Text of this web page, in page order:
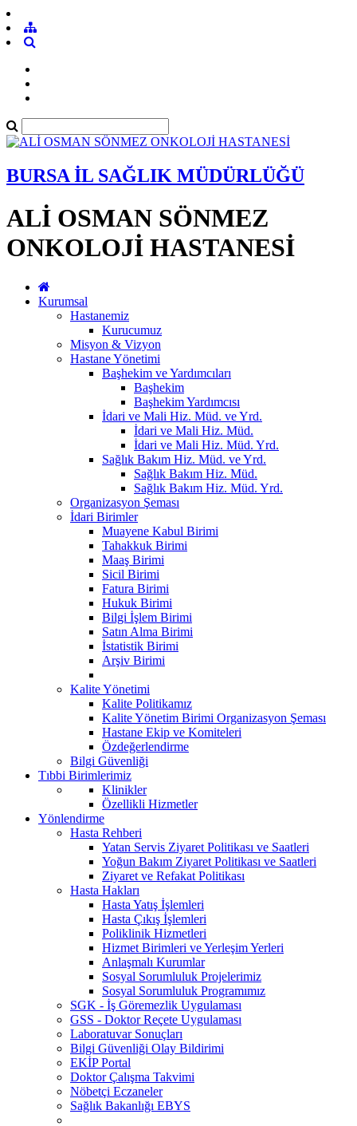
BURSA İL SAĞLIK MÜDÜRLÜĞÜ
ALİ OSMAN SÖNMEZ
ONKOLOJİ HASTANESİ
Kurumsal
Hastanemiz
Kurucumuz
Misyon & Vizyon
Hastane Yönetimi
Başhekim ve Yardımcıları
Başhekim
Başhekim Yardımcısı
İdari ve Mali Hiz. Müd. ve Yrd.
İdari ve Mali Hiz. Müd.
İdari ve Mali Hiz. Müd. Yrd.
Sağlık Bakım Hiz. Müd. ve Yrd.
Sağlık Bakım Hiz. Müd.
Sağlık Bakım Hiz. Müd. Yrd.
Organizasyon Şeması
İdari Birimler
Muayene Kabul Birimi
Tahakkuk Birimi
Maaş Birimi
Sicil Birimi
Fatura Birimi
Hukuk Birimi
Bilgi İşlem Birimi
Satın Alma Birimi
İstatistik Birimi
Arşiv Birimi
Kalite Yönetimi
Kalite Politikamız
Kalite Yönetim Birimi Organizasyon Şeması
Hastane Ekip ve Komiteleri
Özdeğerlendirme
Bilgi Güvenliği
Tıbbi Birimlerimiz
Klinikler
Özellikli Hizmetler
Yönlendirme
Hasta Rehberi
Yatan Servis Ziyaret Politikası ve Saatleri
Yoğun Bakım Ziyaret Politikası ve Saatleri
Ziyaret ve Refakat Politikası
Hasta Hakları
Hasta Yatış İşlemleri
Hasta Çıkış İşlemleri
Poliklinik Hizmetleri
Hizmet Birimleri ve Yerleşim Yerleri
Anlaşmalı Kurumlar
Sosyal Sorumluluk Projelerimiz
Sosyal Sorumluluk Programımız
SGK - İş Göremezlik Uygulaması
GSS - Doktor Reçete Uygulaması
Laboratuvar Sonuçları
Bilgi Güvenliği Olay Bildirimi
EKİP Portal
Doktor Çalışma Takvimi
Nöbetçi Eczaneler
Sağlık Bakanlığı EBYS